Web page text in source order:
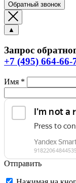
Обратный звонок
▲
Запрос
+7 (495) 664-66-
Имя *
Отправить